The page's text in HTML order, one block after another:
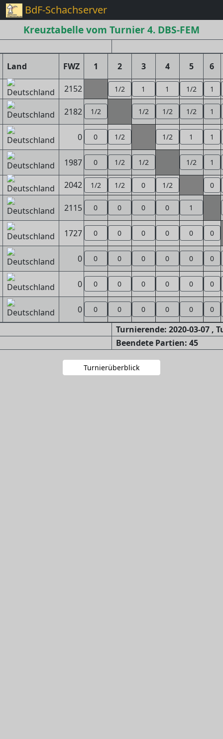
BdF-Schachserver
Kreuztabelle vom Turnier 4. DBS-FEM
Land FWZ 1 2 3 4 5 6
2152 1/2 1 1 1/2 1
2182 1/2 1/2 1/2 1/2 1
0 0 1/2 1/2 1 1
1987 0 1/2 1/2 1/2 1
2042 1/2 1/2 0 1/2 0
2115 0 0 0 0 1
1727 0 0 0 0 0 0
0 0 0 0 0 0 0
0 0 0 0 0 0 0
0 0 0 0 0 0 0
Turnierende: 2020-03-07 ,
Beendete Partien: 45
Turnierüberblick